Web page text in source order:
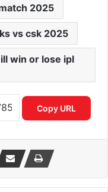
2025
vs csk 2025
win or lose ipl
Copy URL